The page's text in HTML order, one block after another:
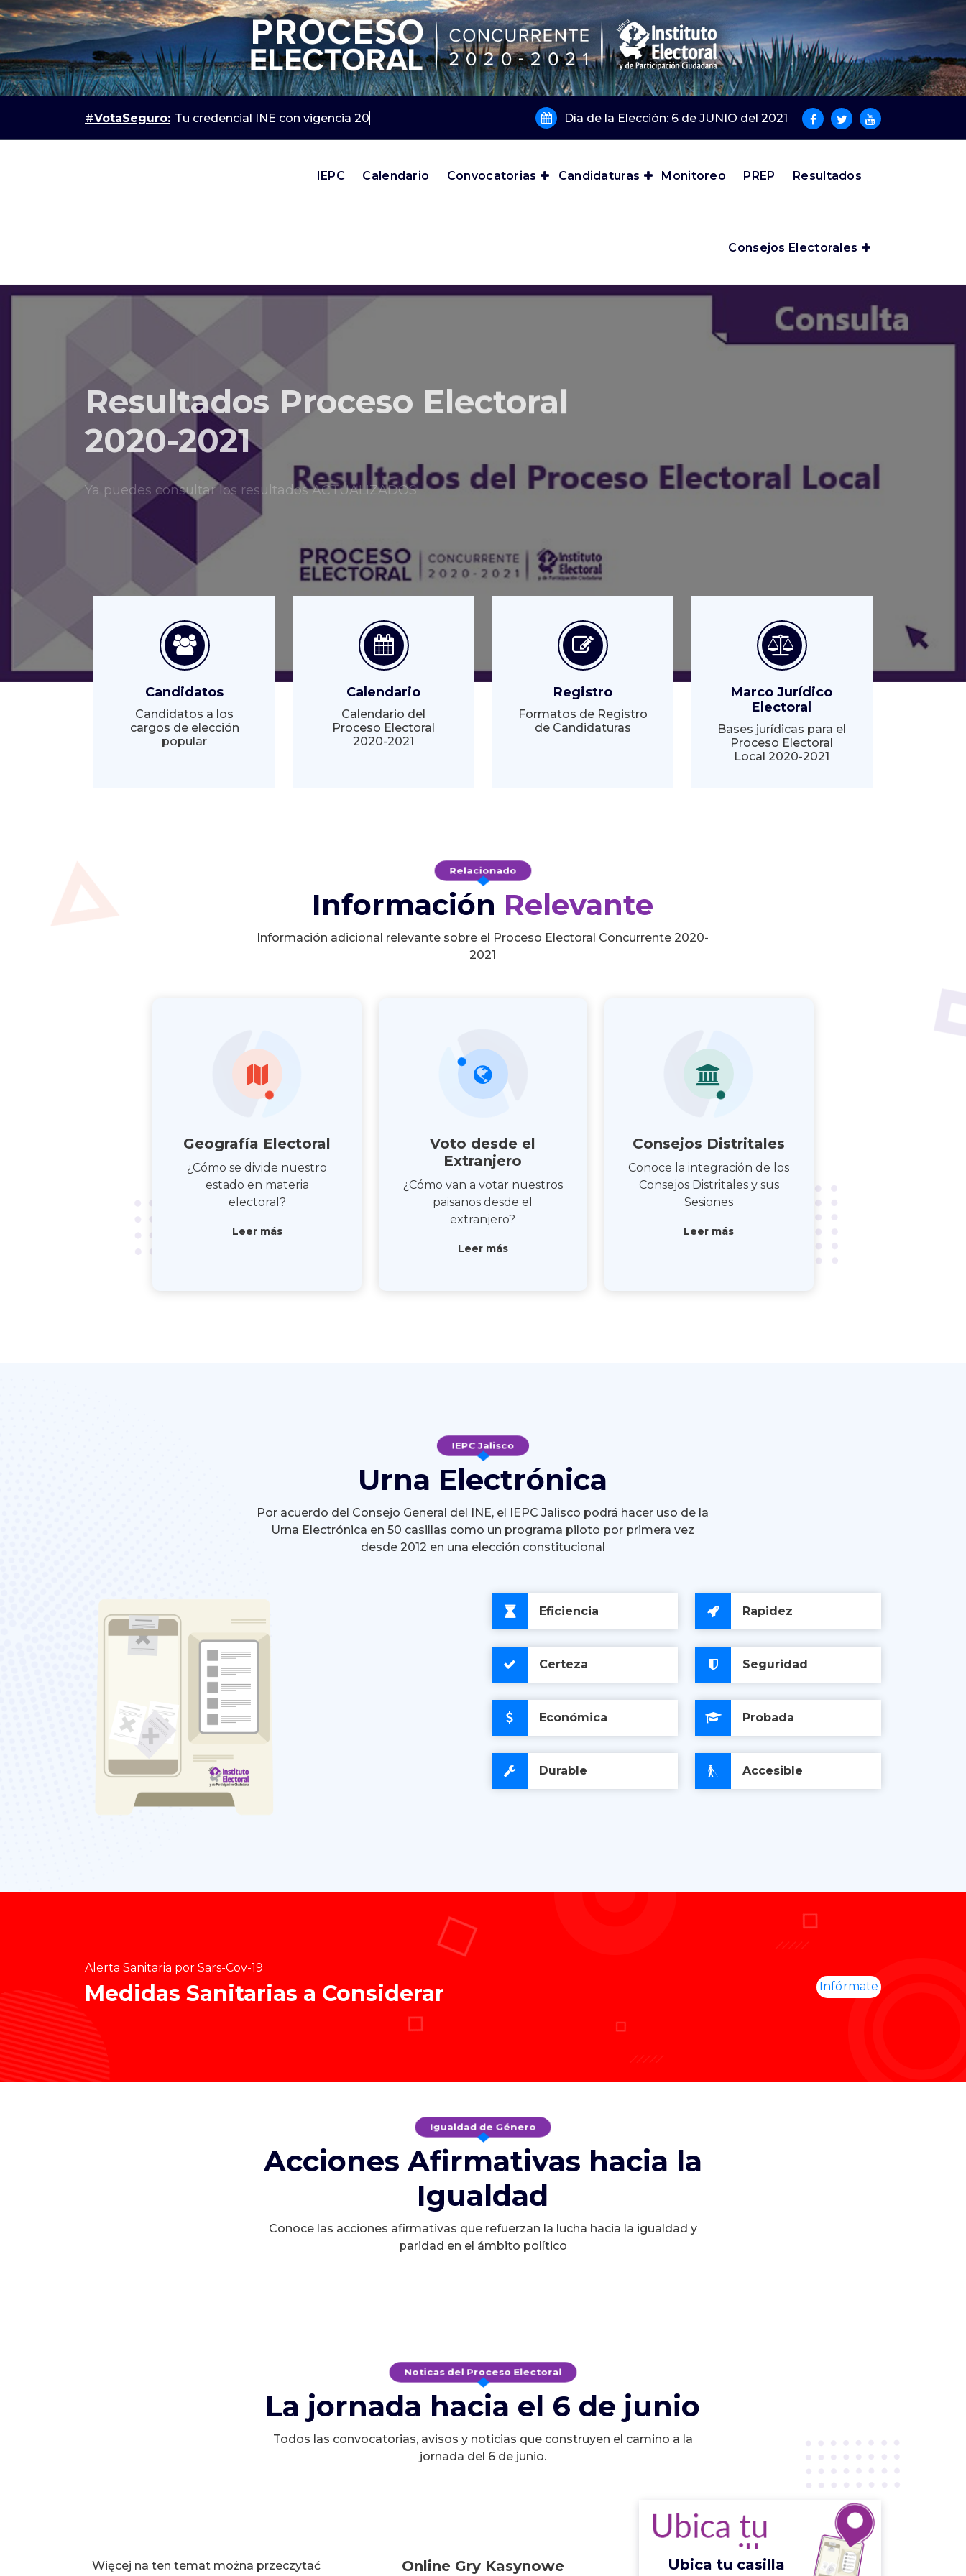
#VotaSeguro: Tu credencial INE con vigencia 2019 y 2020 Día de la Elección: 6 de JUNIO del 2021
IEPC Calendario Convocatorias Candidaturas Monitoreo PREP Resultados
Consejos Electorales
Resultados Proceso Electoral
2020-2021
Ya puedes consultar los resultados ACTUALIZADOS
Consulta
Candidatos
Candidatos a los
cargos de elección
popular
Calendario
Calendario del
Proceso Electoral
2020-2021
Registro
Formatos de Registro
de Candidaturas
Marco Jurídico
Electoral
Bases jurídicas para el
Proceso Electoral
Local 2020-2021
Relacionado
Información Relevante
Información adicional relevante sobre el Proceso Electoral Concurrente 2020-
2021
Geografía Electoral
¿Cómo se divide nuestro
estado en materia
electoral?
Leer más
Voto desde el
Extranjero
¿Cómo van a votar nuestros
paisanos desde el
extranjero?
Leer más
Consejos Distritales
Conoce la integración de los
Consejos Distritales y sus
Sesiones
Leer más
IEPC Jalisco
Urna Electrónica
Por acuerdo del Consejo General del INE, el IEPC Jalisco podrá hacer uso de la
Urna Electrónica en 50 casillas como un programa piloto por primera vez
desde 2012 en una elección constitucional
Eficiencia Rapidez
Certeza Seguridad
Económica Probada
Durable Accesible
Alerta Sanitaria por Sars-Cov-19
Medidas Sanitarias a Considerar Infórmate
Igualdad de Género
Acciones Afirmativas hacia la
Igualdad
Conoce las acciones afirmativas que refuerzan la lucha hacia la igualdad y
paridad en el ámbito político
Noticas del Proceso Electoral
La jornada hacia el 6 de junio
Todos las convocatorias, avisos y noticias que construyen el camino a la
jornada del 6 de junio.
Więcej na ten temat można przeczytać
Online Gry Kasynowe
Online Gry Kasynowe Ubica tu casilla